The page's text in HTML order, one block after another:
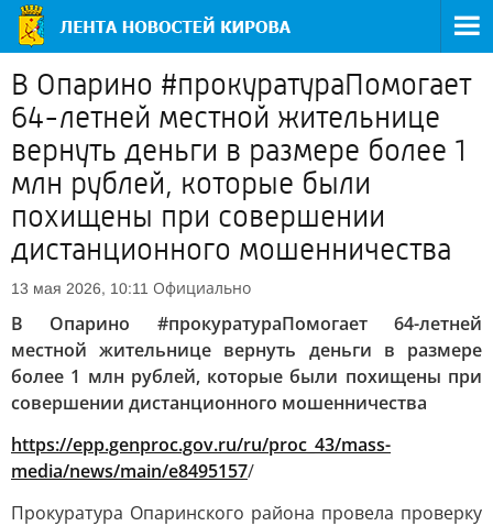
В Опарино #прокуратураПомогает
64-летней местной жительнице
вернуть деньги в размере более 1
млн рублей, которые были
похищены при совершении
дистанционного мошенничества
13 мая 2026, 10:11 Официально
В Опарино #прокуратураПомогает 64-летней
местной жительнице вернуть деньги в размере
более 1 млн рублей, которые были похищены при
совершении дистанционного мошенничества
https://epp.genproc.gov.ru/ru/proc_43/mass-
media/news/main/e8495157/
Прокуратура Опаринского района провела проверку